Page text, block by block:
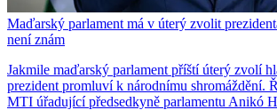
Maďarský parlament má v úterý zvolit
není znám
Jakmile maďarský parlament příští úterý zvolí
prezident promluví k národnímu shromáždění.
MTI úřadující předsedkyně parlamentu Anikó